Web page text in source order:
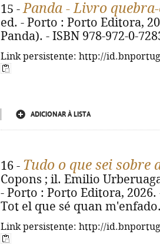
15 -Panda - Livro
ed. - Porto : Porto Editora,
Panda). - ISBN 978-972-0-
Link persistente: http://
ADICIONAR À LISTA
16 - Tudo o que sei sobre
Copons ; il. Emilio
- Porto : Porto Editora,
Tot el que sé quan
Link persistente: http://